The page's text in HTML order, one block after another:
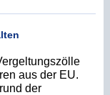
aus der EU.
der